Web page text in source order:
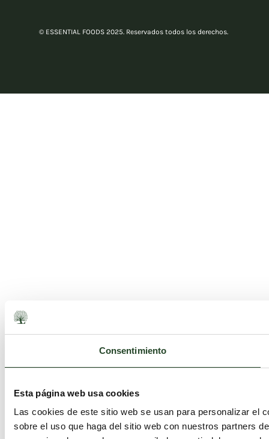
Consentimiento
Esta página web usa cookies
Las cookies de este sitio web se usan para personalizar el
sobre el uso que haga del sitio web con nuestros partners
© ESSENTIAL FOODS 2025. Reservados todos los derechos.